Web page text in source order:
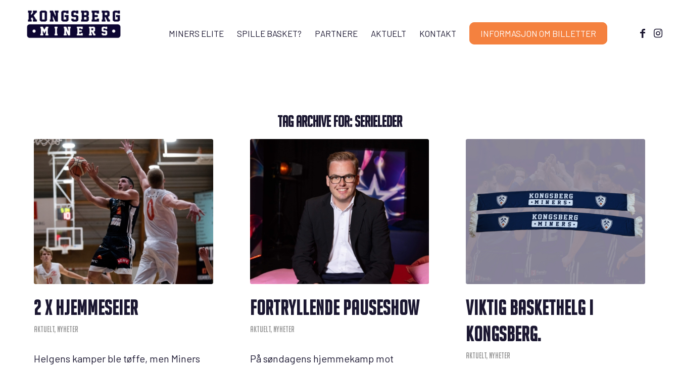
MINERS ELITE SPILLE BASKET? PARTNERE AKTUELT KONTAKT INFORMASJON OM BILLETTER
TAG ARCHIVE FOR:SERIELEDER
2 X HJEMMESEIER
AKTUELT, NYHETER
Helgens kamper ble tøffe, men Miners
FORTRYLLENDE PAUSESHOW
AKTUELT, NYHETER
På søndagens hjemmekamp mot
VIKTIG BASKETHELG I
KONGSBERG.
AKTUELT, NYHETER